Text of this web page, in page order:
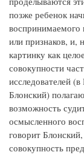
позже ребенок
воспринимаемого
или признаков, и,
картинку как
совокупности
исследователей
Блонский)
возможность
осмысленного
говорит
совокупность